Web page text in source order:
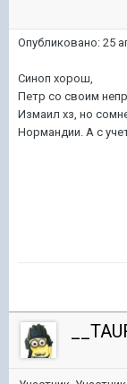
Опубликовано: 25
Синоп хорош,
Петр со своим
Измаил хз, но
Нормандии. А с